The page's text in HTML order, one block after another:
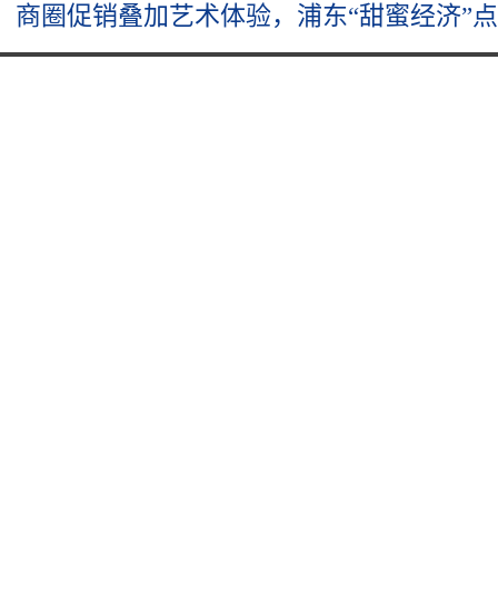
商圈促销叠加艺术体验，浦东“甜蜜经济”